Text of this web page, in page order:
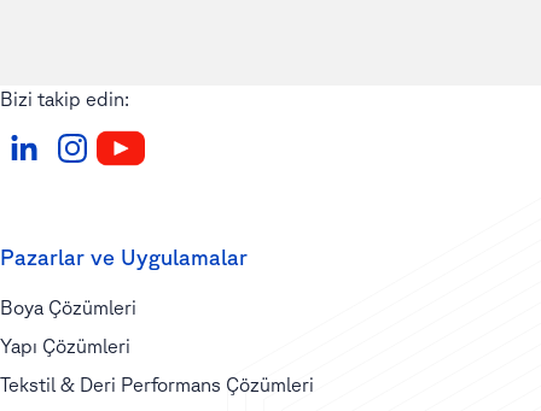
Bizi takip edin:
Pazarlar ve Uygulamalar
Boya Çözümleri
Yapı Çözümleri
Tekstil & Deri Performans Çözümleri